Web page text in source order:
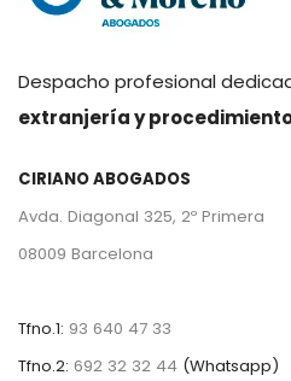
Despacho profesional
extranjería y
CIRIANO ABOGADOS
Avda. Diagonal 325, 2º Primera
08009 Barcelona
Tfno.1: 93 640 47 33
Tfno.2: 692 32 32 44 (Whatsapp)